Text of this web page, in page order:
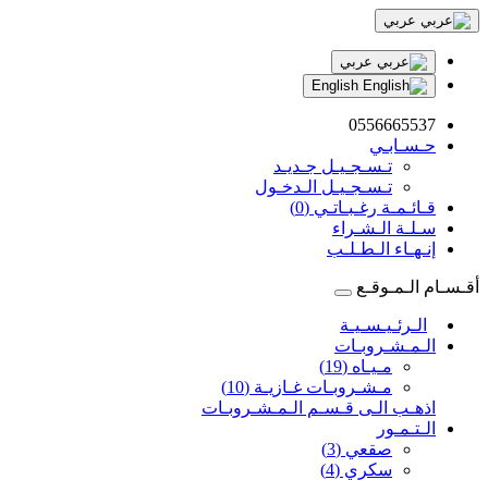
عربي
عربي
0556665537
حـسـابـي
تـسـجـيـل جـديـد
تـسـجـيـل الـدخـول
قـائـمـة رغـبـاتـي (0)
سـلـة الـشـراء
إنـهـاء الـطـلـب
أقـسـام الـمـوقـع
الـرئـيـسـيـة
الـمـشـروبـات
مـيـاه (19)
مـشـروبـات غـازيـة (10)
اذهـب الـى قـسـم الـمـشـروبـات
الـتـمـور
صقعي (3)
سكري (4)